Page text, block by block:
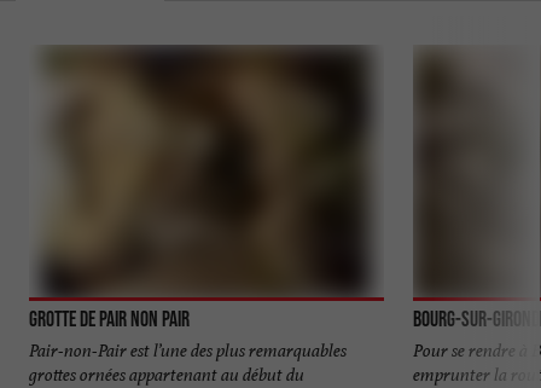
Grotte de Pair non Pair
Pair-non-Pair est l’une des plus remarquables
grottes ornées appartenant au début du
Bourg-sur-
Pour se rendre à
emprunter la